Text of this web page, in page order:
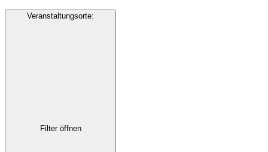
Veranstaltungsorte:
Filter öffnen